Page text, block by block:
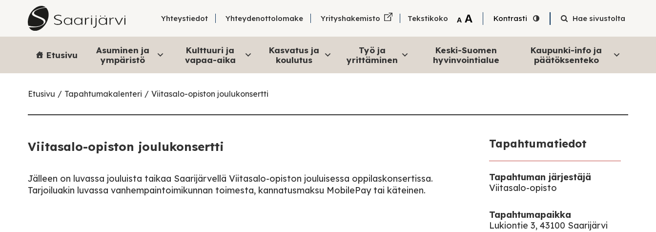
Skip to content
Yhteystiedot Yhteydenottolomake Yrityshakemisto Tekstikoko A Tekstin pienentäminen
A Tekstin suurentaminen
Kontrasti Hae sivustolta
Etusivu
Asuminen ja
ympäristö
Kulttuuri ja
vapaa-aika
Kasvatus ja
koulutus
Työ ja
yrittäminen
Keski-Suomen
hyvinvointialue
Kaupunki-info ja
päätöksenteko
Etusivu Tapahtumakalenteri Viitasalo-opiston joulukonsertti
Viitasalo-opiston joulukonsertti
Jälleen on luvassa jouluista taikaa Saarijärvellä Viitasalo-opiston jouluisessa oppilaskonsertissa.
Tarjoiluakin luvassa vanhempaintoimikunnan toimesta, kannatusmaksu MobilePay tai käteinen.
Tapahtumatiedot
Tapahtuman järjestäjä
Viitasalo-opisto
Tapahtumapaikka
Lukiontie 3, 43100 Saarijärvi